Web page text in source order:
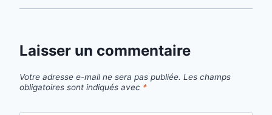
Laisser un commentaire
Votre adresse e-mail ne sera pas publiée. Les champs
obligatoires sont indiqués avec *